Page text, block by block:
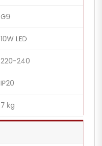
G9
10W LED
220-240
IP20
7 kg